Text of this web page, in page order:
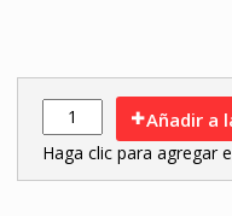
Añadir a
Haga clic para agregar